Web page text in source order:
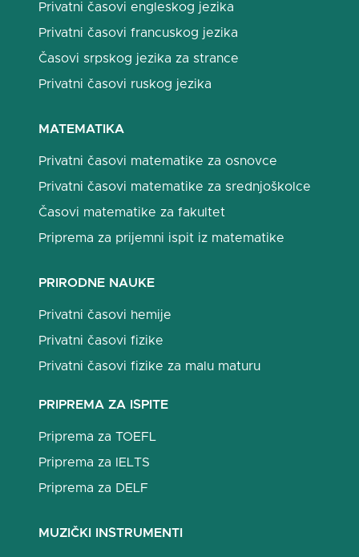
Privatni časovi engleskog jezika
Privatni časovi francuskog jezika
Časovi srpskog jezika za strance
Privatni časovi ruskog jezika
MATEMATIKA
Privatni časovi matematike za osnovce
Privatni časovi matematike za srednjoškolce
Časovi matematike za fakultet
Priprema za prijemni ispit iz matematike
PRIRODNE NAUKE
Privatni časovi hemije
Privatni časovi fizike
Privatni časovi fizike za malu maturu
PRIPREMA ZA ISPITE
Priprema za TOEFL
Priprema za IELTS
Priprema za DELF
MUZIČKI INSTRUMENTI